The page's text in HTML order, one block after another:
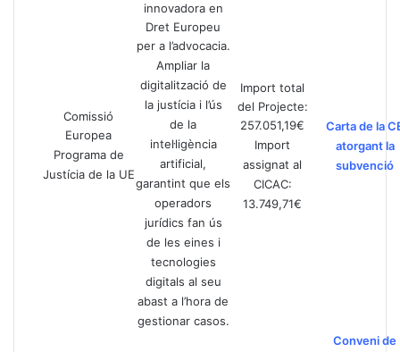
Comissió
Europea
Programa de
Justícia de la UE
innovadora en
Dret Europeu
per a l’advocacia.
Ampliar la
digitalització de
la justícia i l’ús
de la
intel·ligència
artificial,
garantint que els
operadors
jurídics fan ús
de les eines i
tecnologies
digitals al seu
abast a l’hora de
gestionar casos.
Import total
del Projecte:
257.051,19€
Import
assignat al
CICAC:
13.749,71€
Carta de la
atorgant la
subvenció
Conveni de